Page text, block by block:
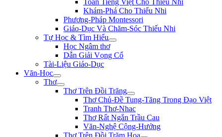
Toán Tiếng Việt Cho Thiếu Nhi
Khám-Phá Cho Thiếu Nhi
Phương-Pháp Montessori
Giáo-Dục Và Chăm-Sóc Thiếu Nhi
Tự Học & Tìm Hiểu
Học Ngâm thơ
Dẫn Giải Vọng Cổ
Tài-Liệu Giáo-Dục
Văn-Học
Thơ
Thơ Trên Đồi Trăng
Thơ Chủ-Đề Tung-Tăng Trong Đạo Việt
Tranh Thơ-Nhac
Thơ Rất Ngắn Trầu Cau
Văn-Nghệ Cộng-Hưởng
Thơ Trên Đồi Trăm Hoa